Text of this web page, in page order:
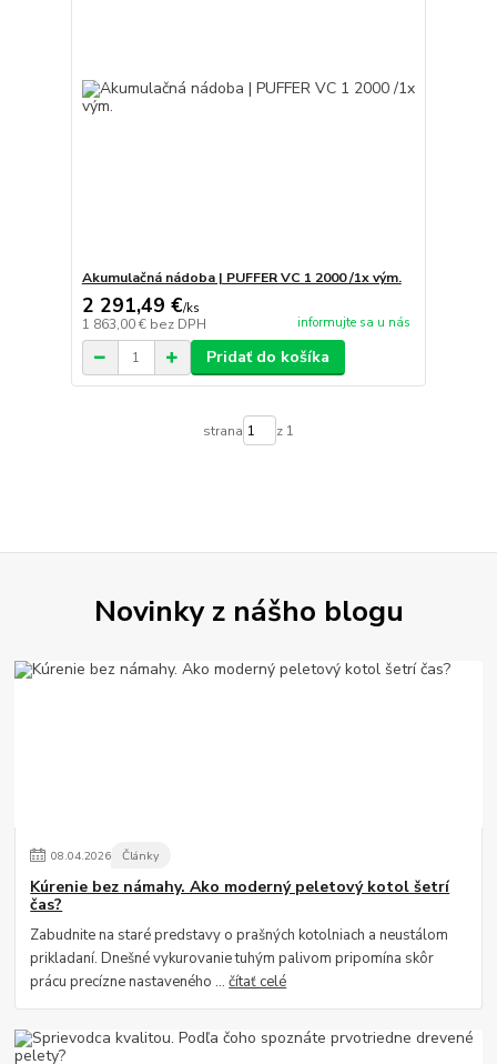
Akumulačná nádoba | PUFFER VC 1 2000 /1x vým.
2 291,49 €/ks
1 863,00 € bez DPH informujte sa u nás
Pridať do košíka
strana z 1
Novinky z nášho blogu
08.04.2026 Články
Kúrenie bez námahy. Ako moderný peletový kotol šetrí
čas?
Zabudnite na staré predstavy o prašných kotolniach a neustálom
prikladaní. Dnešné vykurovanie tuhým palivom pripomína skôr
prácu precízne nastaveného ...čítať celé